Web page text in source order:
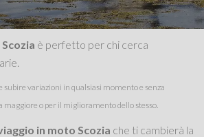
è perfetto per chi cerca
subire variazioni in qualsiasi momento e senza
maggiore o per il miglioramento dello stesso.
in moto Scozia che ti cambierà la